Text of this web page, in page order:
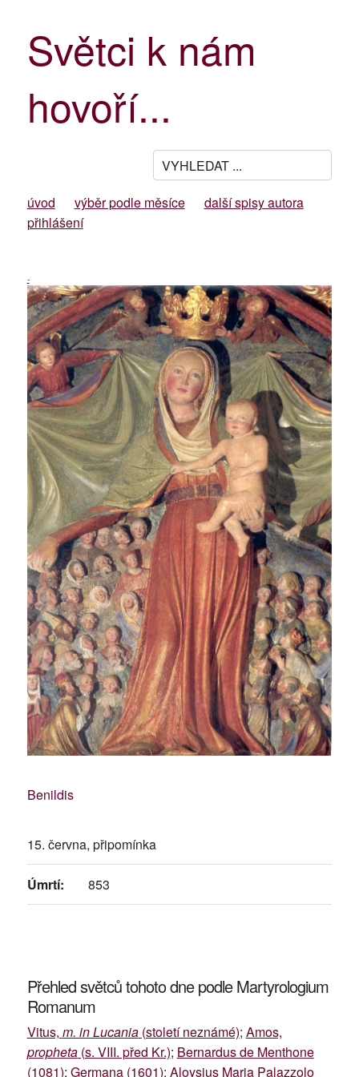
Světci k nám
hovoří...
úvod výběr podle měsíce
další spisy autora
přihlášení
-
Benildis
15. června, připomínka
Úmrtí: 853
Přehled světců tohoto dne podle Martyrologium
Romanum
Vitus, m. in Lucania(století neznámé); Amos,
propheta(s. VIII. před Kr.); Bernardus de Menthone
(1081); Germana (1601); Aloysius Maria Palazzolo